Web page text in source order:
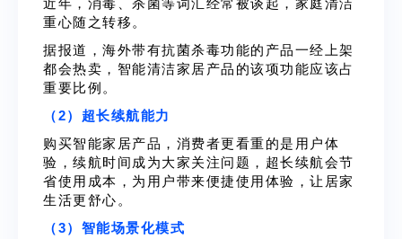
近年，消毒、杀菌等词汇经常被谈起，家庭清洁
重心随之转移。
据报道，海外带有抗菌杀毒功能的产品一经上架
都会热卖，智能清洁家居产品的该项功能应该占
重要比例。
（2）超长续航能力
购买智能家居产品，消费者更看重的是用户体
验，续航时间成为大家关注问题，超长续航会节
省使用成本，为用户带来便捷使用体验，让居家
生活更舒心。
（3）智能场景化模式